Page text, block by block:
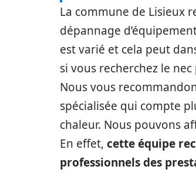
La commune de Lisieux
dépannage
est varié et cela peut
si vous recherchez le
Nous vous
spécialisée qui compte
chaleur. Nous pouvons
En effet, cette équipe
professionnels des